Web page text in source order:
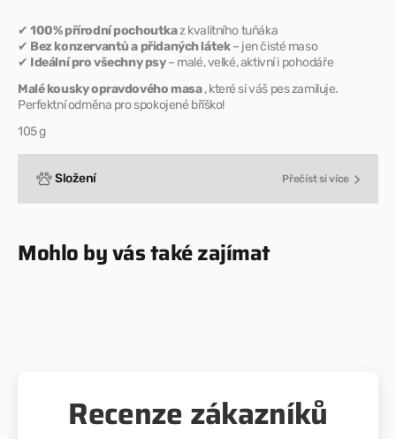
maso
z
tuňáka
✔100% přírodní pochoutkaz kvalitního tuňáka
✔ Bez konzervantů a přidaných látek– jen čisté maso
✔ Ideální pro všechny psy– malé, velké, aktivní i pohodáře
Malé kousky opravdového masa, které si váš pes zamiluje.
Perfektní odměna pro spokojené bříško!
105 g
Složení Přečíst si více
Mohlo by vás také zajímat
Recenze zákazníků